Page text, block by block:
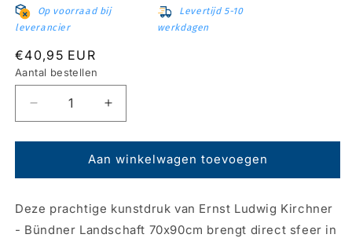
Op voorraad bij
leverancier
Levertijd 5-10
werkdagen
Normale
prijs
€40,95 EUR
Aantal bestellen
Aantal
verlagen
voor
Kunstdruk
Ernst
Kirchner
-
Aantal
verhogen
voor
Kunstdruk
Ernst
Kirchner
-
Aan winkelwagen toevoegen
Deze prachtige kunstdruk van Ernst Ludwig Kirchner
- Bündner Landschaft 70x90cm brengt direct sfeer in